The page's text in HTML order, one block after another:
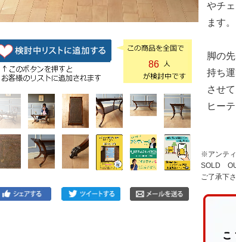
86
やチ
ます。
脚の
持ち
させ
ヒー
※アンテ
SOLD
ご了承下さ